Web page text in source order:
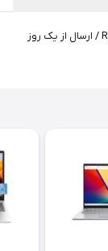
R7-8845HS/16GB/1TB SSD/RTX4070-8GB/Win11/BL / ارسال از یک روز